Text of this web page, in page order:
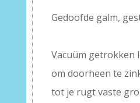
Gedoofde galm,
Vacuüm getrokken
om doorheen te
tot je rugt vaste